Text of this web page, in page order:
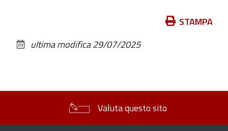
documento
STAMPA
ultima modifica29/07/2025
Valuta questo sito